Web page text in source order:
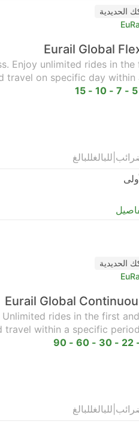
الحديدية
Eurail Global
Enjoy unlimited rides in the
travel on specific day within
للبالغللبالغ
الحديدية
Eurail Global
rides in the first
travel within a specific
للبالغللبالغ